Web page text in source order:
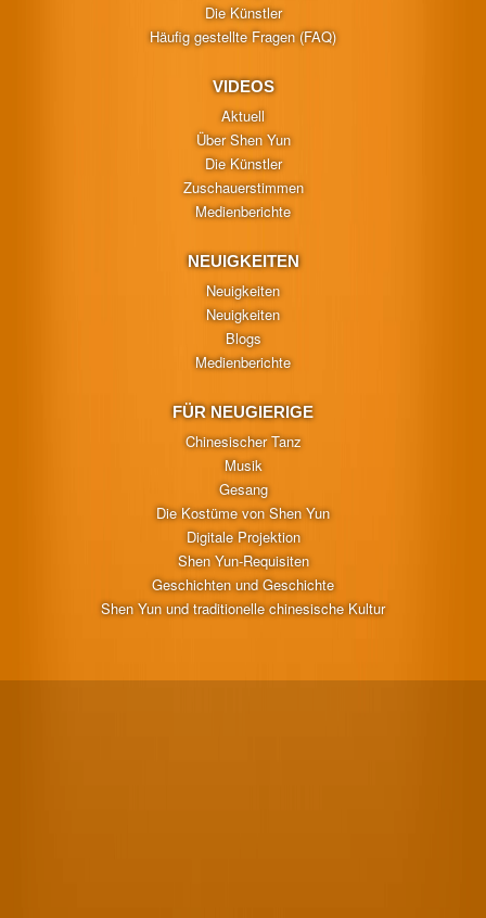
Die Künstler
Häufig gestellte Fragen (FAQ)
VIDEOS
Aktuell
Über Shen Yun
Die Künstler
Zuschauerstimmen
Medienberichte
NEUIGKEITEN
Neuigkeiten
Neuigkeiten
Blogs
Medienberichte
FÜR NEUGIERIGE
Chinesischer Tanz
Musik
Gesang
Die Kostüme von Shen Yun
Digitale Projektion
Shen Yun-Requisiten
Geschichten und Geschichte
Shen Yun und traditionelle chinesische Kultur